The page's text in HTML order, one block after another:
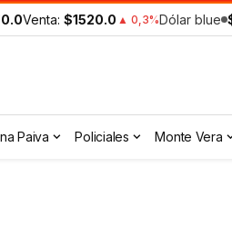
Venta: $1520.0 ▲ 0,3%Dólar blue
Paiva Policiales Monte Vera